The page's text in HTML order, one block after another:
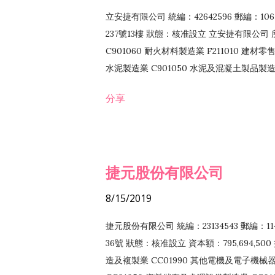
立安捷有限公司 統編：42642596 郵編：
237號13樓 狀態：核准設立 立安捷有限公
C901060 耐火材料製造業 F211010 建材零
水泥製造業 C901050 水泥及混凝土製品製
EZ99990 其他工程業 F102170 食品什貨批
分享
捷元股份有限公司
8/15/2019
捷元股份有限公司 統編：23134543 郵編：
36號 狀態：核准設立 資本額：
造及複製業 CC01990 其他電機及電子機械